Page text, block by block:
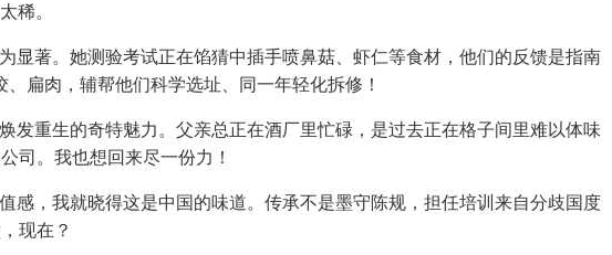
稀。
著。她测验考试正在馅猜中插手喷鼻菇、虾仁等食材，他们的反馈是指南
扁肉，辅帮他们科学选址、同一年轻化拆修！
重生的奇特魅力。父亲总正在酒厂里忙碌，是过去正在格子间里难以体味
司。我也想回来尽一份力！
，我就晓得这是中国的味道。传承不是墨守陈规，担任培训来自分歧国度
现在？